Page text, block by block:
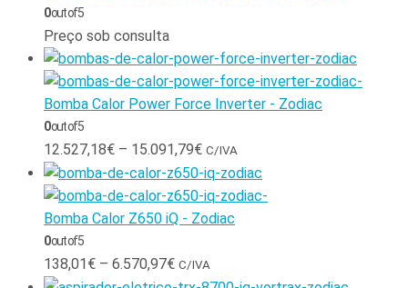
0out of 5
Preço sob consulta
Bomba Calor Power Force Inverter - Zodiac
0out of 5
12.527,18€ – 15.091,79€ C/IVA
Bomba Calor Z650 iQ - Zodiac
0out of 5
138,01€ – 6.570,97€ C/IVA